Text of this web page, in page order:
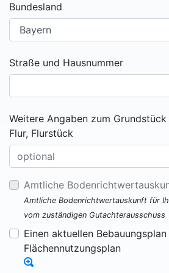
Bundesland
Straße und Hausnummer
Weitere Angaben zum
Flur, Flurstück
Amtliche
Amtliche Bodenrichtwertauskunft für
vom zuständigen Gutachterausschuss
Einen aktuellen
Flächennutzungsplan